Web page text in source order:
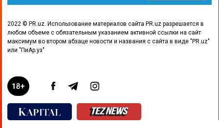
2022 © PR.uz. Использование материалов сайта PR.uz разрешается в
любом объеме с обязательным указанием активной ссылки на сайт
максимум во втором абзаце новости и названия с сайта в виде "PR.uz"
или "ПиАр.уз"